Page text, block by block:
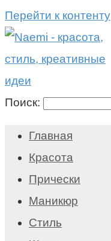
Перейти к контенту
Поиск:
Главная
Красота
Прически
Маникюр
Стиль